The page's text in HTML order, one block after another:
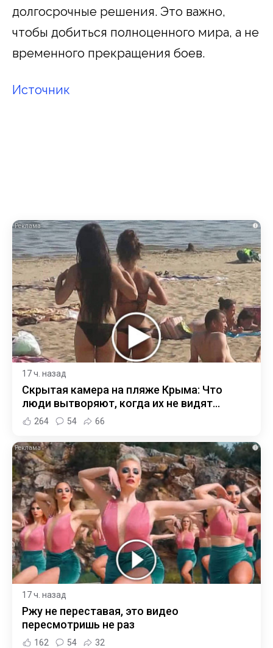
долгосрочные решения. Это важно,
чтобы добиться полноценного мира, а не
временного прекращения боев.
Источник
i
17 ч. назад
Скрытая камера на пляже Крыма: Что
люди вытворяют, когда их не видят...
264 54 66
i
17 ч. назад
Ржу не переставая, это видео
пересмотришь не раз
162 54 32